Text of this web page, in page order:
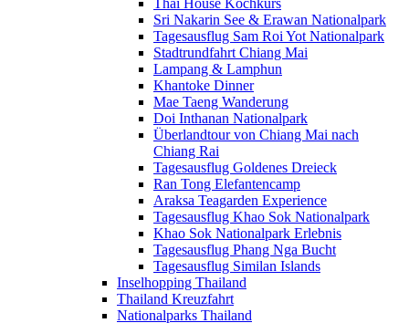
Thai House Kochkurs
Sri Nakarin See & Erawan Nationalpark
Tagesausflug Sam Roi Yot Nationalpark
Stadtrundfahrt Chiang Mai
Lampang & Lamphun
Khantoke Dinner
Mae Taeng Wanderung
Doi Inthanan Nationalpark
Überlandtour von Chiang Mai nach
Chiang Rai
Tagesausflug Goldenes Dreieck
Ran Tong Elefantencamp
Araksa Teagarden Experience
Tagesausflug Khao Sok Nationalpark
Khao Sok Nationalpark Erlebnis
Tagesausflug Phang Nga Bucht
Tagesausflug Similan Islands
Inselhopping Thailand
Thailand Kreuzfahrt
Nationalparks Thailand